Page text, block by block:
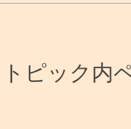
トピック内